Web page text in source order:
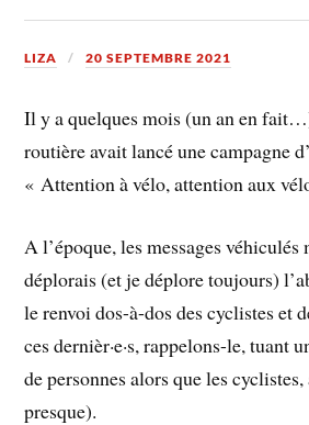
LIZA 20 SEPTEMBRE 2021
Il y a quelques mois (un an en
routière avait lancé une campagne
« Attention à vélo, attention aux
A l’époque, les messages véhiculés
déplorais (et je déplore toujours)
le renvoi dos-à-dos des cyclistes et
ces dernièr·e·s, rappelons-le, tuant
de personnes alors que les
presque).